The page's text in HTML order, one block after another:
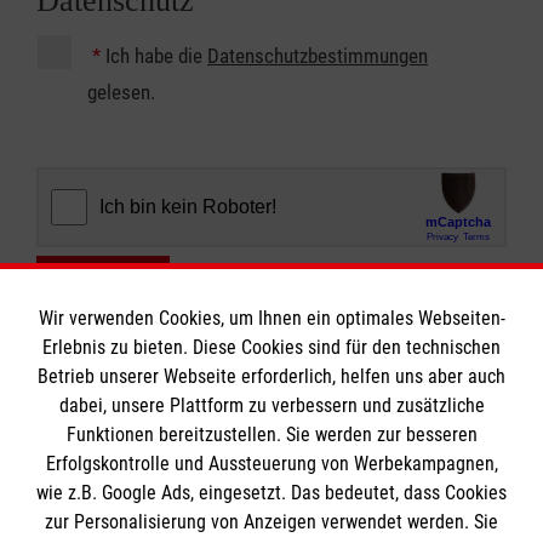
* Ich habe die Datenschutzbestimmungen
gelesen.
Informationen
Wir verwenden Cookies, um Ihnen ein optimales Webseiten-
Erlebnis zu bieten. Diese Cookies sind für den technischen
Betrieb unserer Webseite erforderlich, helfen uns aber auch
dabei, unsere Plattform zu verbessern und zusätzliche
Funktionen bereitzustellen. Sie werden zur besseren
Erfolgskontrolle und Aussteuerung von Werbekampagnen,
wie z.B. Google Ads, eingesetzt. Das bedeutet, dass Cookies
zur Personalisierung von Anzeigen verwendet werden. Sie